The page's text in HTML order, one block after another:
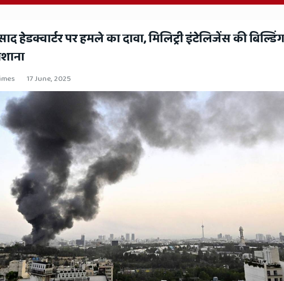
हेडक्वार्टर पर हमले का दावा, मिलिट्री इंटेलिजेंस की
17 June, 2025